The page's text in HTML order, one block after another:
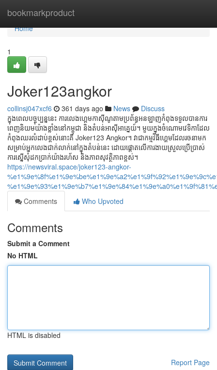
bookmarkproduct
Home
Home
1
Joker123angkor
collinsj047xcf6 361 days ago News
Discuss
ក្នុងពេលបច្ចុប្បន្ននេះ ការលេងហ្គេមកាស៊ីណូតាមប្រព័ន្ធអនឡាញកំពុងទទួលបានការ
ពេញនិយមយ៉ាងខ្លាំងនៅកម្ពុជា និងតំបន់អាស៊ីអាគ្នេយ៍។ មួយក្នុងចំណោមវេទិកាដែល
កំពុងឈរលំដាប់ខ្ពស់នោះគឺ Joker123 Angkor។ វាជាកម្មវិធីហ្គេមដែលរចនាមក
សម្រាប់អ្នកលេងជាក់លាក់នៅក្នុងតំបន់នេះ ដោយផ្តោតលើការងាយស្រួលប្រើប្រាស់
ការស្នើសុំដកប្រាក់យ៉ាងរហ័ស និងភាពសុវត្ថិភាពខ្ពស់។
https://newsviral.space/joker123-angkor-
Comments
Who Upvoted
Comments
Submit a Comment
No HTML
HTML is disabled
Report Page